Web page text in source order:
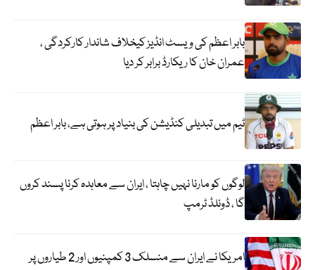
بابر اعظم کی ویسٹ انڈیز کیخلاف شاندار کارکردگی ،
عمران خان کا ریکارڈ برابر کر دیا
ٹیم میں تبدیلی کنڈیشن کی بنیاد پر ہوتی ہے، بابر اعظم
لوگوں کو مارنا نہیں چاہتا ، ایران سے معاہدہ کرنا پسند کروں
گا ، ڈونلڈ ٹرمپ
امریکا نے ایران سے منسلک 3 کمپنیوں اور 2 طیاروں پر